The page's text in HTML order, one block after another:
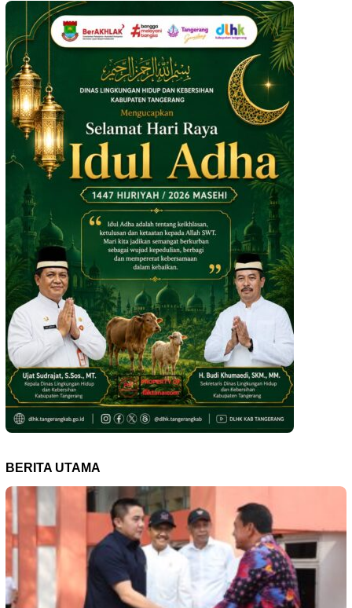
BERITA UTAMA